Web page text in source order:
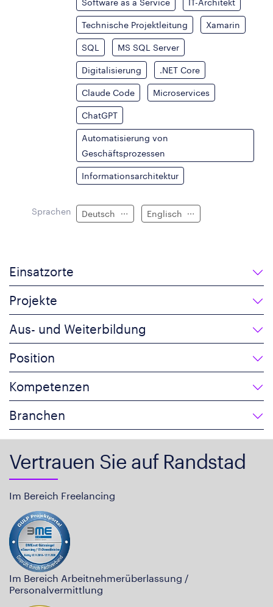
Software as a Service IT-Architekt
Technische Projektleitung Xamarin
SQL MS SQL Server
Digitalisierung .NET Core
Claude Code Microservices
ChatGPT
Automatisierung von
Geschäftsprozessen
Informationsarchitektur
Sprachen Deutsch Englisch
Einsatzorte
Projekte
Aus- und Weiterbildung
Position
Kompetenzen
Branchen
Vertrauen Sie auf Randstad
Im Bereich Freelancing
Im Bereich Arbeitnehmerüberlassung /
Personalvermittlung